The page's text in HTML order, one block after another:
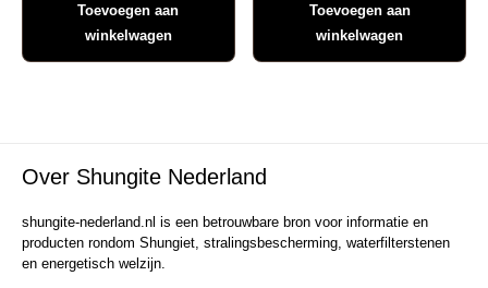
Toevoegen aan
winkelwagen
Toevoegen aan
winkelwagen
Over Shungite Nederland
shungite-nederland.nl is een betrouwbare bron voor informatie en
producten rondom Shungiet, stralingsbescherming, waterfilterstenen
en energetisch welzijn.